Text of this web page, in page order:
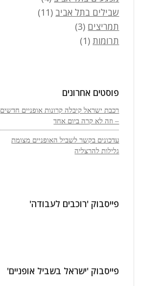
שבילים בתל אביב (11)
תמריצים (3)
תרומות(1)
פוסטים אחרונים
רכבת ישראל קיבלה קרונות אופניים חדשים
– וזה לא קרה ביום אחד
עדכונים בקשר לשביל האופניים מצומת
גלילות להרצליה
פייסבוק 'רוכבים לעבודה'
פייסבוק 'ישראל בשביל אופניים'